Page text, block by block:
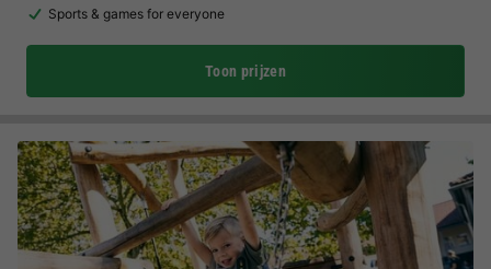
Sports & games for everyone
Toon prijzen